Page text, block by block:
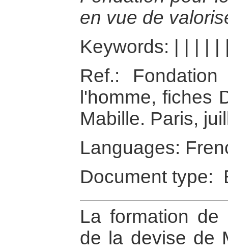
en vue de
Keywords:
Ref.:
l'homme, fiches
Mabille. Paris,
Languages:
Document type:
La formation
de la devise de